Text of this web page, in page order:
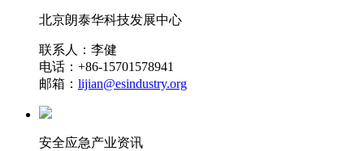
北京朗泰华科技发展中心
联系人：李健
电话：+86-15701578941
邮箱： lijian@esindustry.org
安全应急产业资讯